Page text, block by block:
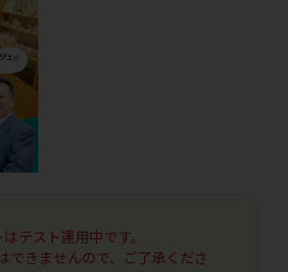
テスト運用中です。
できませんので、ご了承くださ